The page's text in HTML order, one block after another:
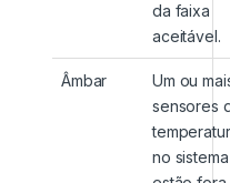
da faixa
aceitável.
Âmbar
Um ou
sensores
no sistema